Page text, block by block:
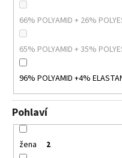
66% POLYAMID + 26%
65% POLYAMID + 35%
96% POLYAMID +4%
Pohlaví
žena 2